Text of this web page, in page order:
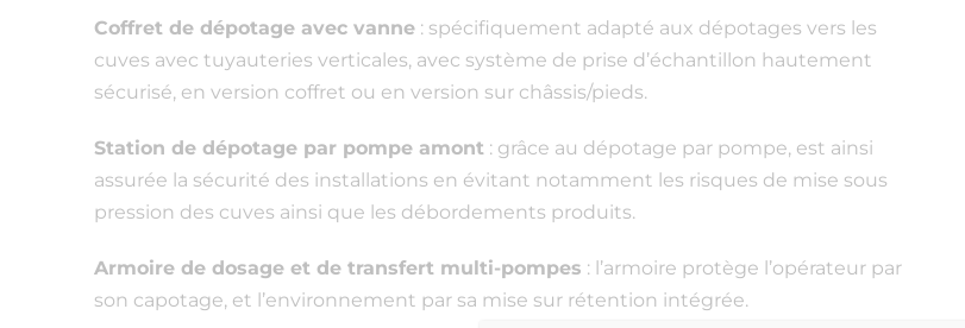
Coffret de dépotage avec vanne : spécifiquement adapté aux dépotages vers les
cuves avec tuyauteries verticales, avec système de prise d’échantillon hautement
sécurisé, en version coffret ou en version sur châssis/pieds.
Station de dépotage par pompe amont : grâce au dépotage par pompe, est ainsi
assurée la sécurité des installations en évitant notamment les risques de mise sous
pression des cuves ainsi que les débordements produits.
Armoire de dosage et de transfert multi-pompes : l’armoire protège l’opérateur par
son capotage, et l’environnement par sa mise sur rétention intégrée.